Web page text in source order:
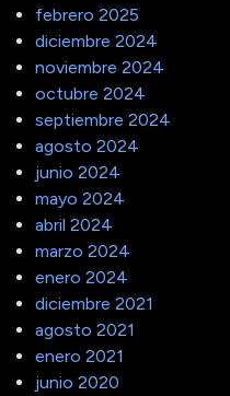
febrero 2025
diciembre 2024
noviembre 2024
octubre 2024
septiembre 2024
agosto 2024
junio 2024
mayo 2024
abril 2024
marzo 2024
enero 2024
diciembre 2021
agosto 2021
enero 2021
junio 2020